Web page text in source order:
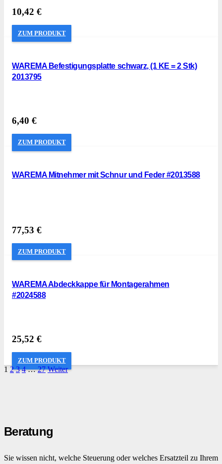
10,42 €
ZUM PRODUKT
WAREMA Befestigungsplatte schwarz, (1 KE = 2 Stk)
2013795
6,40 €
ZUM PRODUKT
WAREMA Mitnehmer mit Schnur und Feder #2013588
77,53 €
ZUM PRODUKT
WAREMA Abdeckkappe für Montagerahmen
#2024588
25,52 €
ZUM PRODUKT
1 2 3 4 … 27 Weiter
Beratung
Sie wissen nicht, welche Steuerung oder welches Ersatzteil zu Ihrem